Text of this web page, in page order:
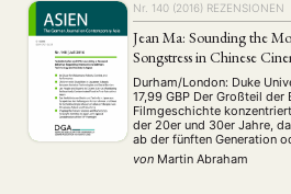
Nr. 140 (2016) REZENSIONEN
Jean Ma: Sounding the
Songstress in Chinese
Durham/London: Duke
17,99 GBP Der Großteil
Filmgeschichte
der 20er und 30er Jahre,
ab der fünften Generation
Action-Filme Hongkongs.
Nachkriegskino
von Martin Abraham